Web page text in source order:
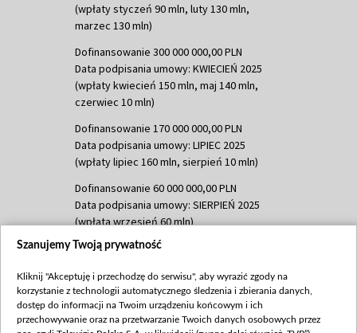
(wpłaty styczeń 90 mln, luty 130 mln,
marzec 130 mln)
Dofinansowanie 300 000 000,00 PLN
Data podpisania umowy: KWIECIEŃ 2025
(wpłaty kwiecień 150 mln, maj 140 mln,
czerwiec 10 mln)
Dofinansowanie 170 000 000,00 PLN
Data podpisania umowy: LIPIEC 2025
(wpłaty lipiec 160 mln, sierpień 10 mln)
Dofinansowanie 60 000 000,00 PLN
Data podpisania umowy: SIERPIEŃ 2025
(wpłata wrzesień 60 mln)
Dofinansowanie 635 783 051,21 PLN
(wpłata wrzesień 100 mln, październik 350
mln, listopad 265 mln)
Dofinansowanie 48 862 000,00 PLN
Szanujemy Twoją prywatność
Kliknij "Akceptuję i przechodzę do serwisu", aby wyrazić zgody na
korzystanie z technologii automatycznego śledzenia i zbierania danych,
dostęp do informacji na Twoim urządzeniu końcowym i ich
przechowywanie oraz na przetwarzanie Twoich danych osobowych przez